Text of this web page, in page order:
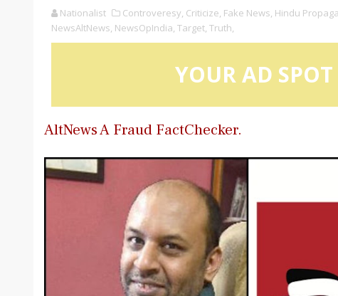
Nationalist Controveresy, Criticize, Fake News, Hindu
NewsAltNews, NewsOpIndia, Target, Truth,
YOUR AD SPOT
AltNews A Fraud FactChecker.